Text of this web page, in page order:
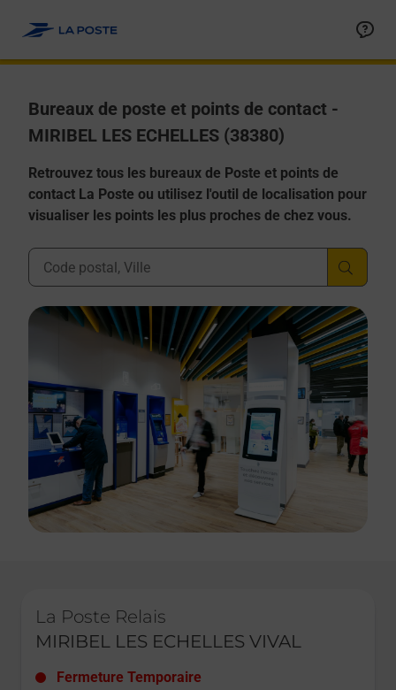
Bureaux de poste et points de contact -
MIRIBEL LES ECHELLES (38380)
Retrouvez tous les bureaux de Poste et points de
contact La Poste ou utilisez l'outil de localisation pour
visualiser les points les plus proches de chez vous.
Ville, Département, Code Postal
La Poste Relais
MIRIBEL LES ECHELLES VIVAL
Fermeture Temporaire